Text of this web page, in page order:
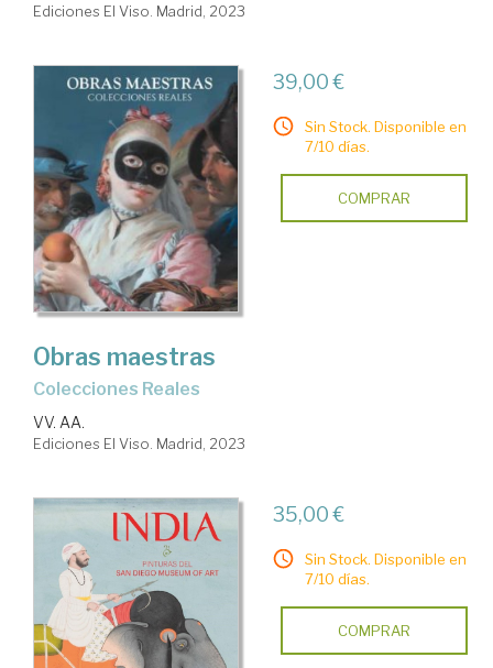
Ediciones El Viso. Madrid, 2023
39,00 €
Sin Stock. Disponible en
7/10 días.
COMPRAR
Obras maestras
Colecciones Reales
VV. AA.
Ediciones El Viso. Madrid, 2023
35,00 €
Sin Stock. Disponible en
7/10 días.
COMPRAR